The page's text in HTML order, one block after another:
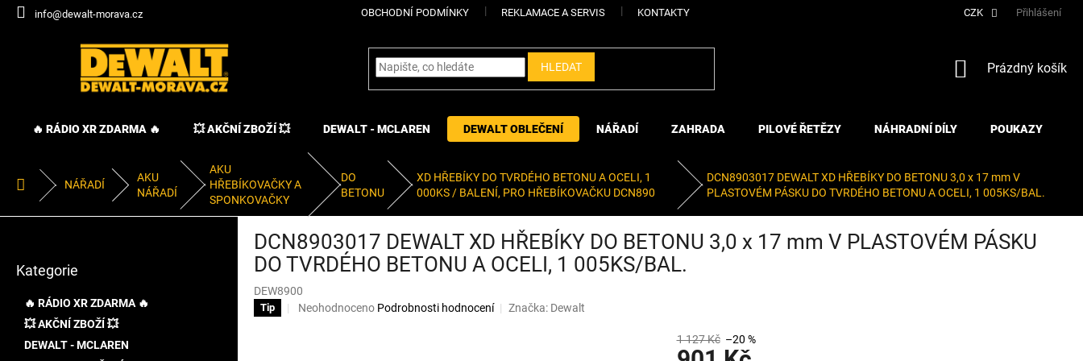
Přejít
info@dewalt-morava.cz OBCHODNÍ PODMÍNKY REKLAMACE A SERVIS KONTAKTY CZK Přihlášení
HLEDAT
NÁKUPNÍ
Prázdný košík
🔥 RÁDIO XR ZDARMA 🔥 💥 AKČNÍ ZBOŽÍ 💥 DEWALT - MCLAREN DEWALT OBLEČENÍ NÁŘADÍ ZAHRADA PILOVÉ ŘETĚZY NÁHRADNÍ DÍLY POUKAZY
Domů NÁŘADÍ
AKU
NÁŘADÍ
AKU
HŘEBÍKOVAČKY A
SPONKOVAČKY
DO
BETONU
XD HŘEBÍKY DO TVRDÉHO BETONU A OCELI, 1
000KS / BALENÍ, PRO HŘEBÍKOVAČKU DCN890
DCN8903017 DEWALT XD HŘEBÍKY DO BETONU 3,0 x 17 mm V
PLASTOVÉM PÁSKU DO TVRDÉHO BETONU A OCELI, 1 005KS/BAL.
kategorie
Kategorie
🔥 RÁDIO XR ZDARMA 🔥
💥 AKČNÍ ZBOŽÍ 💥
DEWALT - MCLAREN
DCN8903017 DEWALT XD HŘEBÍKY DO BETONU 3,0 x 17 mm V PLASTOVÉM PÁSKU
DO TVRDÉHO BETONU A OCELI, 1 005KS/BAL.
DEW8900
Tip
Průměrné
Neohodnoceno Podrobnosti hodnocení Značka: Dewalt
1 127 Kč –20 %